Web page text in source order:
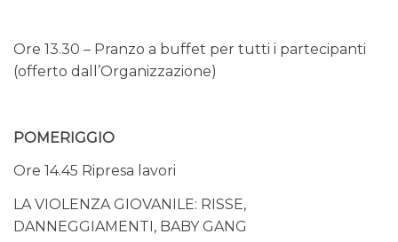
Ore 13.30 – Pranzo a buffet per tutti i partecipanti
(offerto dall’Organizzazione)
POMERIGGIO
Ore 14.45 Ripresa lavori
LA VIOLENZA GIOVANILE: RISSE,
DANNEGGIAMENTI, BABY GANG